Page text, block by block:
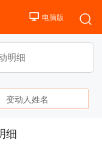
变动人姓名
细